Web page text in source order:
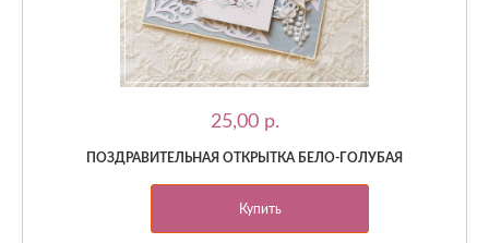
25,00 p.
ПОЗДРАВИТЕЛЬНАЯ ОТКРЫТКА БЕЛО-ГОЛУБАЯ
Купить